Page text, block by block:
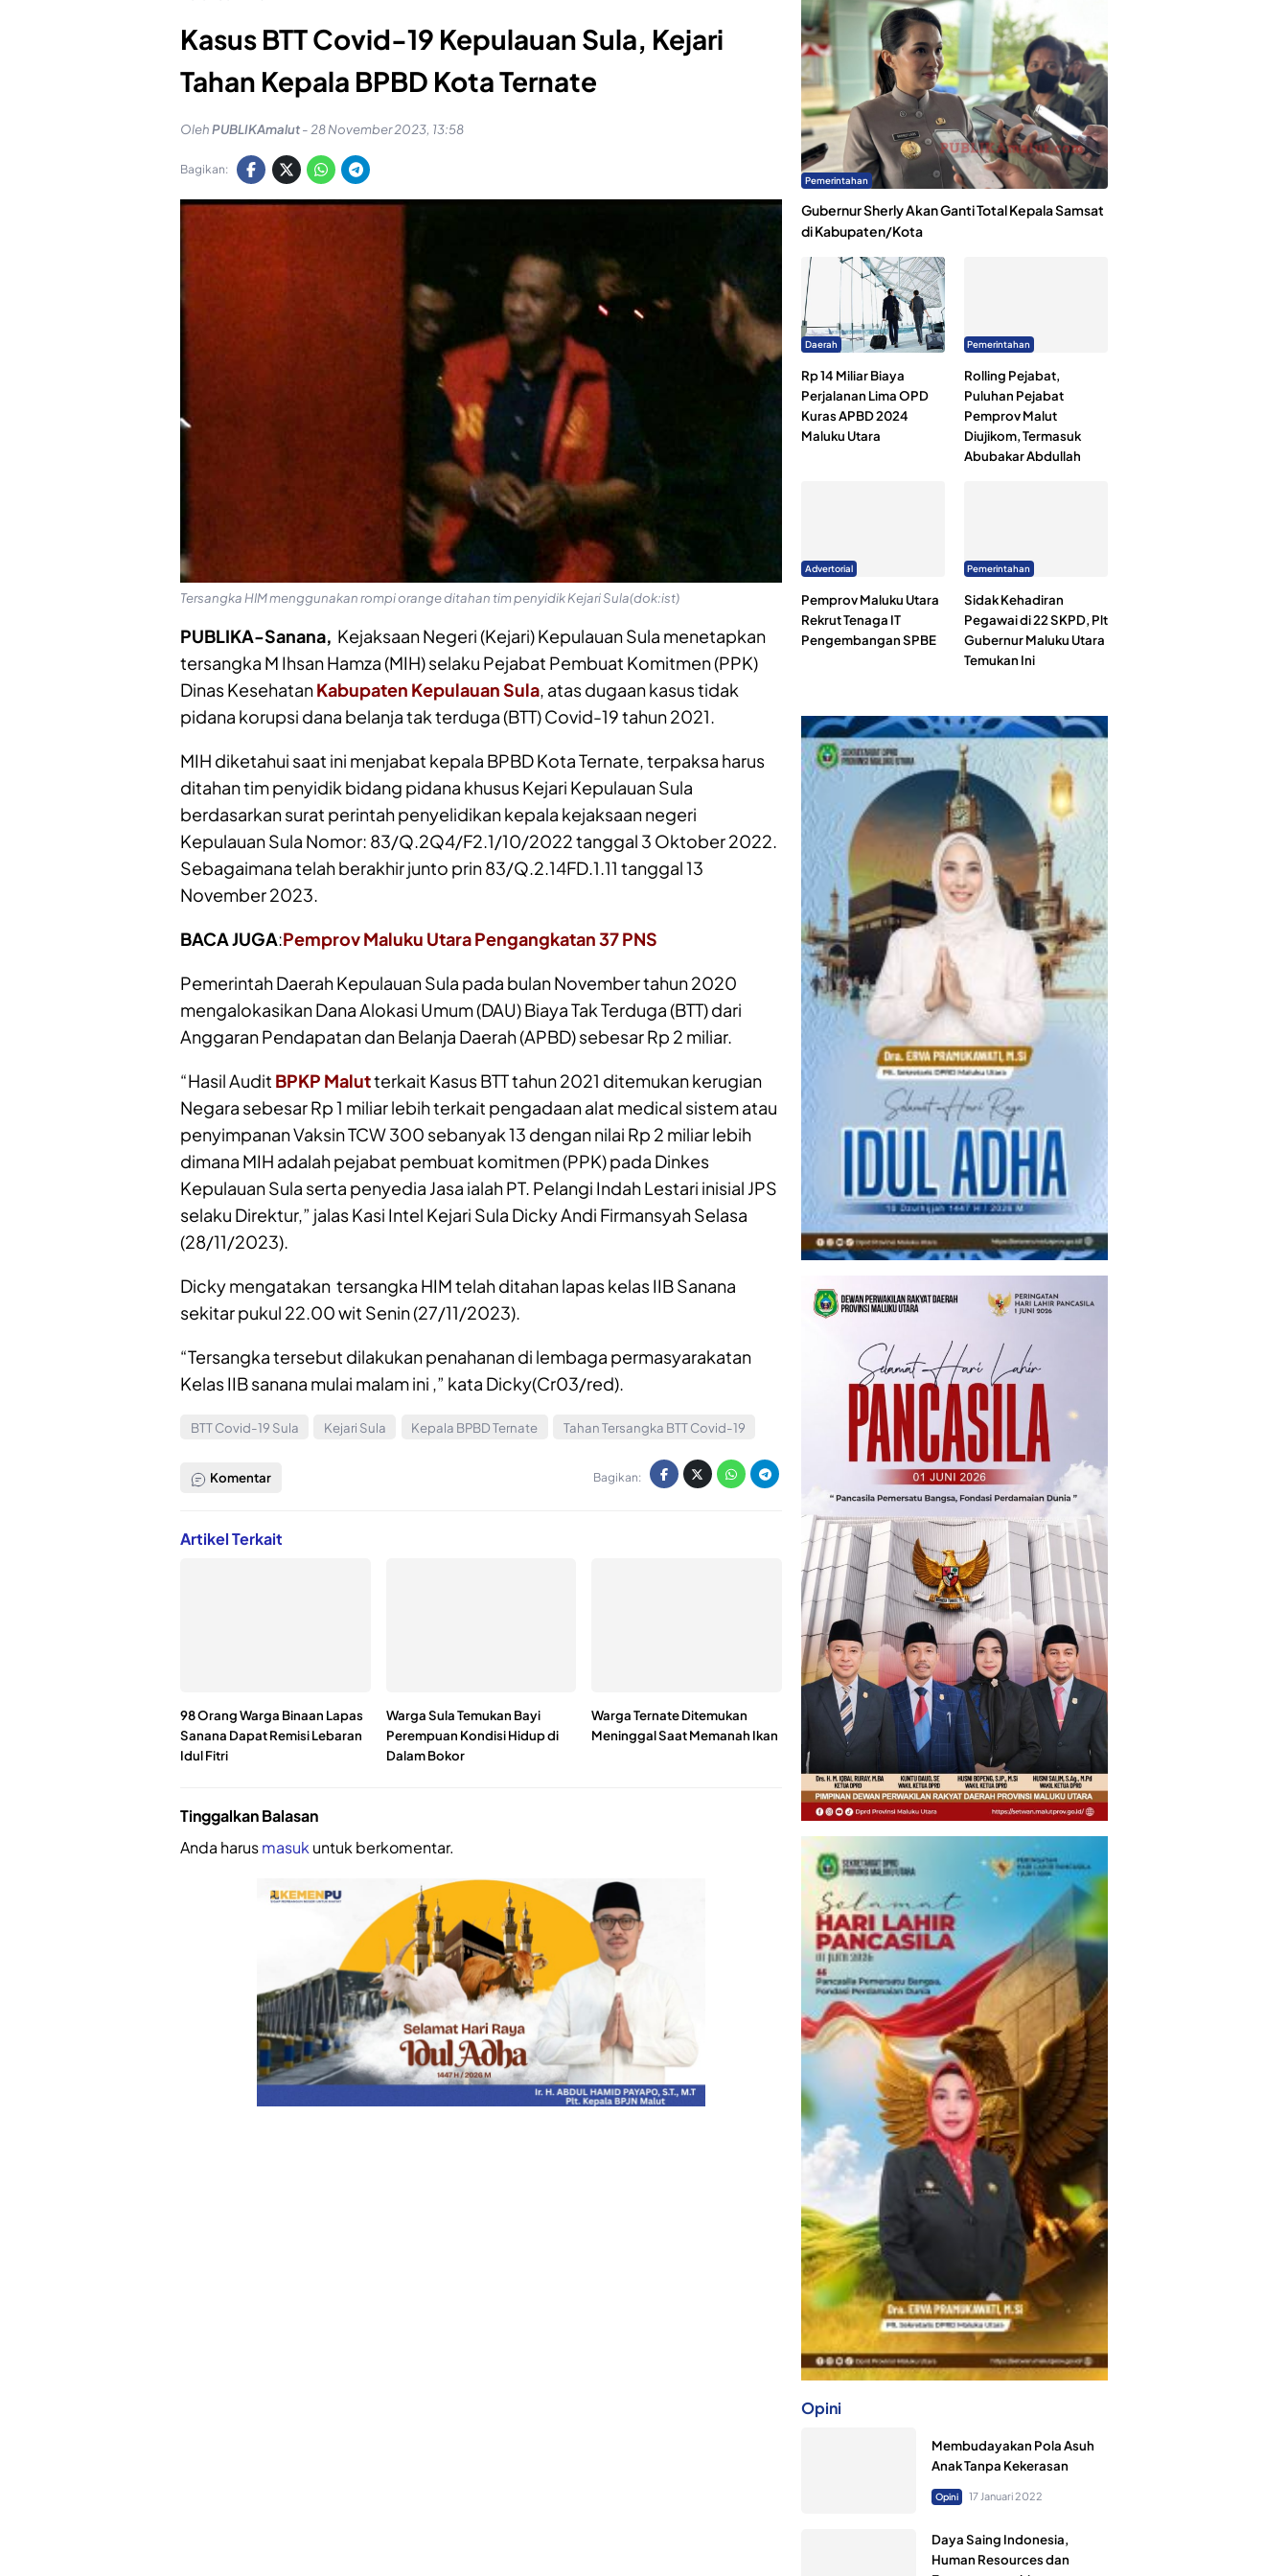
Kasus BTT Covid-19 Kepulauan Sula, Kejari
Tahan Kepala BPBD Kota Ternate
OlehPUBLIKAmalut- 28 November 2023, 13:58
Bagikan:
Tersangka HIM menggunakan rompi orange ditahan tim penyidik Kejari Sula(dok:ist)
PUBLIKA-Sanana, Kejaksaan Negeri (Kejari) Kepulauan Sula menetapkan
tersangka M Ihsan Hamza (MIH) selaku Pejabat Pembuat Komitmen (PPK)
Dinas KesehatanKabupaten Kepulauan Sula, atas dugaan kasus tidak
pidana korupsi dana belanja tak terduga (BTT) Covid-19 tahun 2021.
MIH diketahui saat ini menjabat kepala BPBD Kota Ternate, terpaksa harus
ditahan tim penyidik bidang pidana khusus Kejari Kepulauan Sula
berdasarkan surat perintah penyelidikan kepala kejaksaan negeri
Kepulauan Sula Nomor: 83/Q.2Q4/F2.1/10/2022 tanggal 3 Oktober 2022.
Sebagaimana telah berakhir junto prin 83/Q.2.14FD.1.11 tanggal 13
November 2023.
BACA JUGA:Pemprov Maluku Utara Pengangkatan 37 PNS
Pemerintah Daerah Kepulauan Sula pada bulan November tahun 2020
mengalokasikan Dana Alokasi Umum (DAU) Biaya Tak Terduga (BTT) dari
Anggaran Pendapatan dan Belanja Daerah (APBD) sebesar Rp 2 miliar.
“Hasil Audit BPKP Malutterkait Kasus BTT tahun 2021 ditemukan kerugian
Negara sebesar Rp 1 miliar lebih terkait pengadaan alat medical sistem atau
penyimpanan Vaksin TCW 300 sebanyak 13 dengan nilai Rp 2 miliar lebih
dimana MIH adalah pejabat pembuat komitmen (PPK) pada Dinkes
Kepulauan Sula serta penyedia Jasa ialah PT. Pelangi Indah Lestari inisial JPS
selaku Direktur,” jalas Kasi Intel Kejari Sula Dicky Andi Firmansyah Selasa
(28/11/2023).
Dicky mengatakan tersangka HIM telah ditahan lapas kelas IIB Sanana
sekitar pukul 22.00 wit Senin (27/11/2023).
“Tersangka tersebut dilakukan penahanan di lembaga permasyarakatan
Kelas IIB sanana mulai malam ini ,” kata Dicky(Cr03/red).
BTT Covid-19 Sula Kejari Sula Kepala BPBD Ternate Tahan Tersangka BTT Covid-19
Komentar Bagikan:
Artikel Terkait
98 Orang Warga Binaan Lapas
Sanana Dapat Remisi Lebaran
Idul Fitri
Warga Sula Temukan Bayi
Perempuan Kondisi Hidup di
Dalam Bokor
Warga Ternate Ditemukan
Meninggal Saat Memanah Ikan
Tinggalkan Balasan
Anda harusmasuk untuk berkomentar.
Pemerintahan
Gubernur Sherly Akan Ganti Total Kepala Samsat
di Kabupaten/Kota
Daerah
Rp 14 Miliar Biaya
Perjalanan Lima OPD
Kuras APBD 2024
Maluku Utara
Pemerintahan
Rolling Pejabat,
Puluhan Pejabat
Pemprov Malut
Diujikom, Termasuk
Abubakar Abdullah
Advertorial
Pemprov Maluku Utara
Rekrut Tenaga IT
Pengembangan SPBE
Pemerintahan
Sidak Kehadiran
Pegawai di 22 SKPD, Plt
Gubernur Maluku Utara
Temukan Ini
Opini
Membudayakan Pola Asuh
Anak Tanpa Kekerasan
Opini 17 Januari 2022
Daya Saing Indonesia,
Human Resources dan